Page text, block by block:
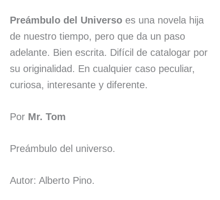
Preámbulo del Universo es una novela hija
de nuestro tiempo, pero que da un paso
adelante. Bien escrita. Difícil de catalogar por
su originalidad. En cualquier caso peculiar,
curiosa, interesante y diferente.
Por Mr. Tom
Preámbulo del universo.
Autor: Alberto Pino.